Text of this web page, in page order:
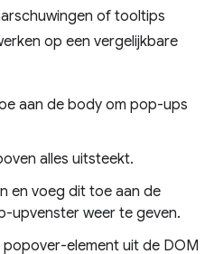
of tooltips
op een vergelijkbare
aan de body om pop-ups
alles uitsteekt.
en voeg dit toe aan de
upvenster weer te geven.
element uit de DOM